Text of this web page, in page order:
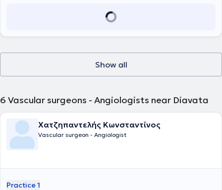
returning to Greece, he worked as an assistant vascular surgeon at
the University General Hospital of Patras. He is a PhD candidate at
the authorship of scientific articles, and presentations at vascular
Show all
6 Vascular surgeons - Angiologists near Diavata
Χατζηπαντελής Κωνσταντίνος
Vascular surgeon - Angiologist
Practice 1